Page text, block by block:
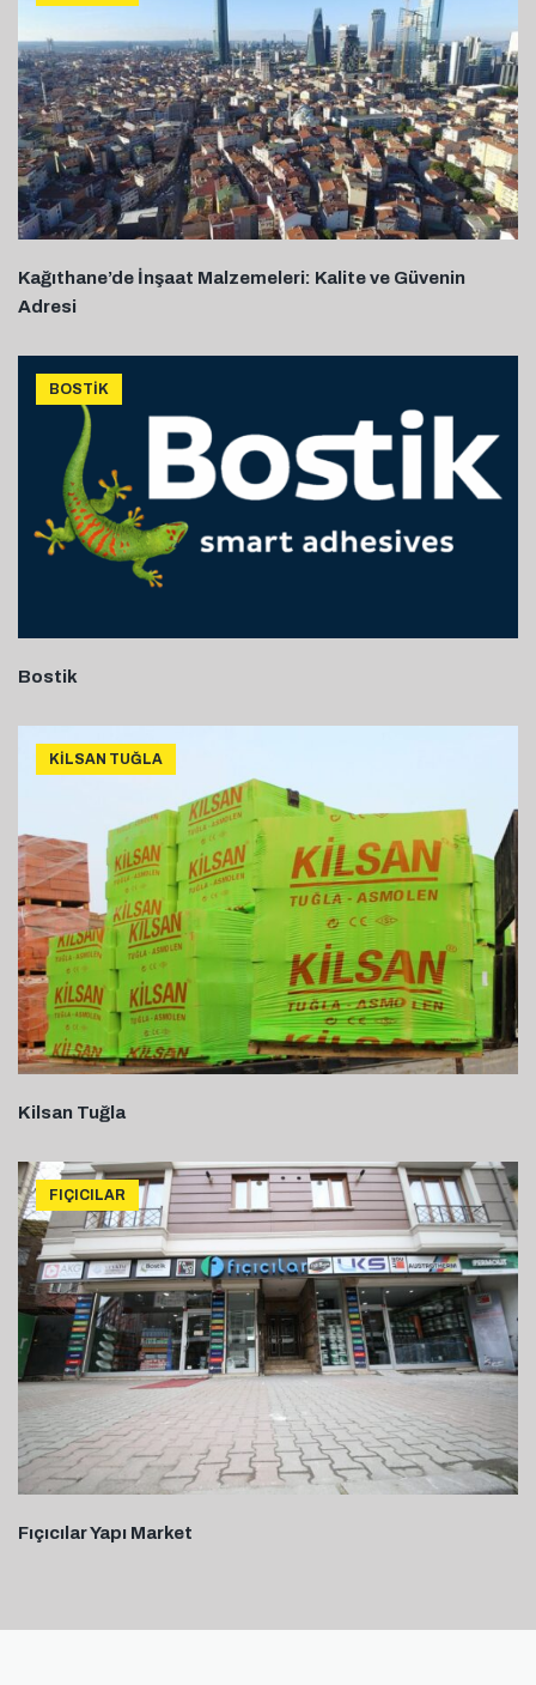
Kağıthane’de İnşaat Malzemeleri: Kalite ve Güvenin
Adresi
BOSTIK
Bostik
KILSAN TUĞLA
Kilsan Tuğla
FIÇICILAR
Fıçıcılar Yapı Market